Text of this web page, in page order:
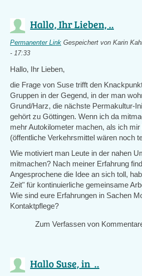
Hallo, Ihr Lieben, ..
Permanenter Link Gespeichert von Karin
- 17:33
Hallo, Ihr Lieben,
die Frage von Suse trifft den
Gruppen in der Gegend, in der man
Grund/Harz, die nächste Permakultur-
gehört zu Göttingen. Wenn ich da
mehr Autokilometer machen, als ich
(öffentliche Verkehrsmittel wären noch
Wie motiviert man Leute in der nahen
mitmachen? Nach meiner Erfahrung
Angesprochene die Idee an sich toll,
Zeit" für kontinuierliche gemeinsame
Wie sind eure Erfahrungen in Sachen
Kontaktpflege?
Zum Verfassen von
Hallo Suse, in ..